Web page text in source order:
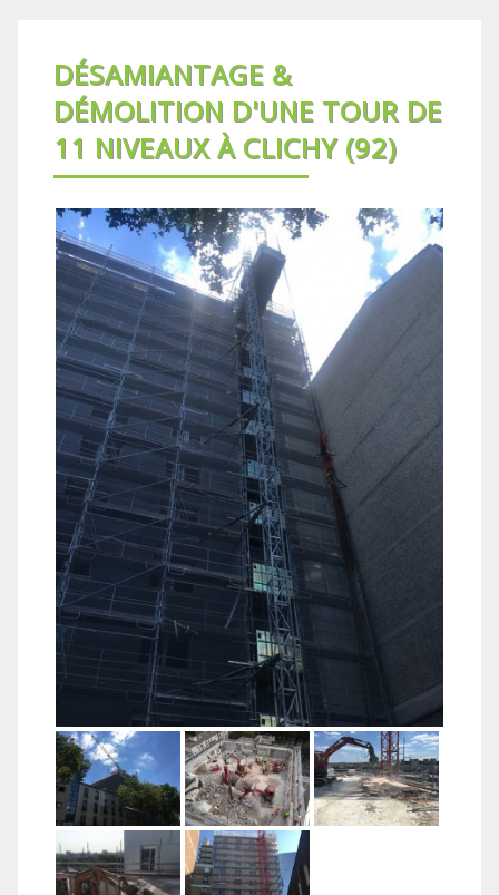
DÉSAMIANTAGE &
DÉMOLITION D'UNE TOUR DE
11 NIVEAUX À CLICHY (92)